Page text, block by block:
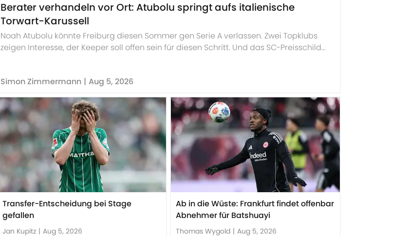
Berater verhandeln vor Ort: Atubolu springt aufs italienische
Torwart-Karussell
Noah Atubolu könnte Freiburg diesen Sommer gen Serie A verlassen. Zwei Topklubs
zeigen Interesse, der Keeper soll offen sein für diesen Schritt. Und das SC-Preisschild
Simon Zimmermann | Aug 5, 2026
Transfer-Entscheidung bei Stage
gefallen
Jan Kupitz | Aug 5, 2026
Ab in die Wüste: Frankfurt findet offenbar
Abnehmer für Batshuayi
Thomas Wygold | Aug 5, 2026